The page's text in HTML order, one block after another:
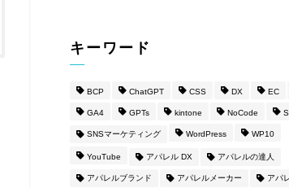
キーワード
BCP ChatGPT CSS DX EC
GA4 GPTs kintone NoCode
SNSマーケティング WordPress WP10
YouTube アパレル DX アパレルの達人
アパレルブランド アパレルメーカー アパ